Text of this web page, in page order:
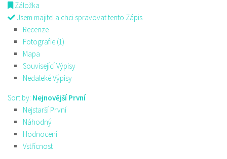
Záložka
Jsem majitel a chci spravovat tento Zápis
Recenze
Fotografie (1)
Mapa
Související Výpisy
Nedaleké Výpisy
Sort by: Nejnovější První
Nejstarší První
Náhodný
Hodnocení
Vstřícnost